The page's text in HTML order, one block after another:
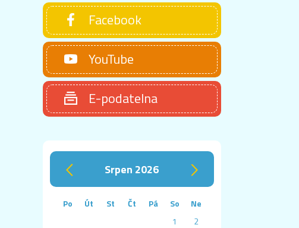
Facebook
YouTube
E-podatelna
‹ srpen 2026 ›
Po Út St Čt Pá So
Ne
1
2